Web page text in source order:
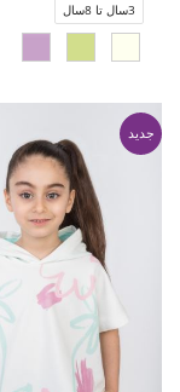
3سال تا 8سال
جدید